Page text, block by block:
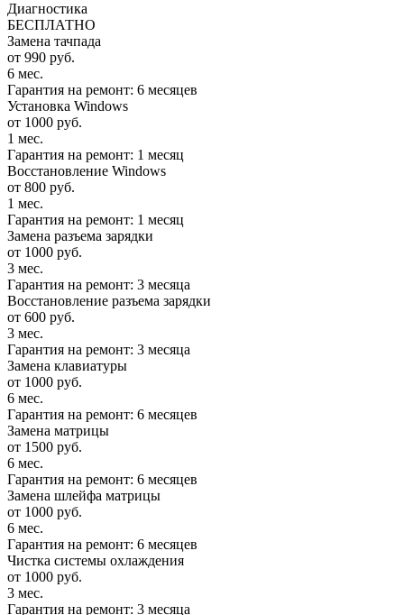
Диагностика
БЕСПЛАТНО
Замена тачпада
от 990 руб.
6 мес.
Гарантия на ремонт: 6 месяцев
Установка Windows
от 1000 руб.
1 мес.
Гарантия на ремонт: 1 месяц
Восстановление Windows
от 800 руб.
1 мес.
Гарантия на ремонт: 1 месяц
Замена разъема зарядки
от 1000 руб.
3 мес.
Гарантия на ремонт: 3 месяца
Восстановление разъема зарядки
от 600 руб.
3 мес.
Гарантия на ремонт: 3 месяца
Замена клавиатуры
от 1000 руб.
6 мес.
Гарантия на ремонт: 6 месяцев
Замена матрицы
от 1500 руб.
6 мес.
Гарантия на ремонт: 6 месяцев
Замена шлейфа матрицы
от 1000 руб.
6 мес.
Гарантия на ремонт: 6 месяцев
Чистка системы охлаждения
от 1000 руб.
3 мес.
Гарантия на ремонт: 3 месяца